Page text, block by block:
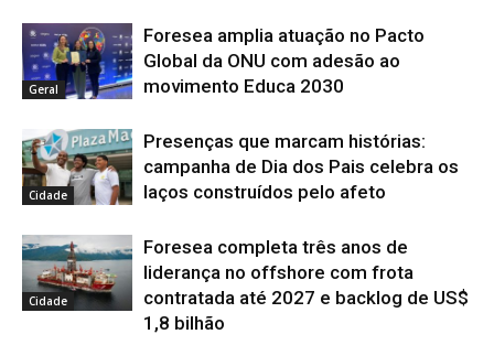
Geral
Foresea amplia atuação no Pacto
Global da ONU com adesão ao
movimento Educa 2030
Cidade
Presenças que marcam histórias:
campanha de Dia dos Pais celebra os
laços construídos pelo afeto
Cidade
Foresea completa três anos de
liderança no offshore com frota
contratada até 2027 e backlog de US$
1,8 bilhão